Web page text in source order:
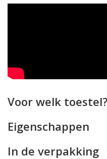
toetsen, aansluitingen en
Voor welk toestel?
Eigenschappen
In de verpakking